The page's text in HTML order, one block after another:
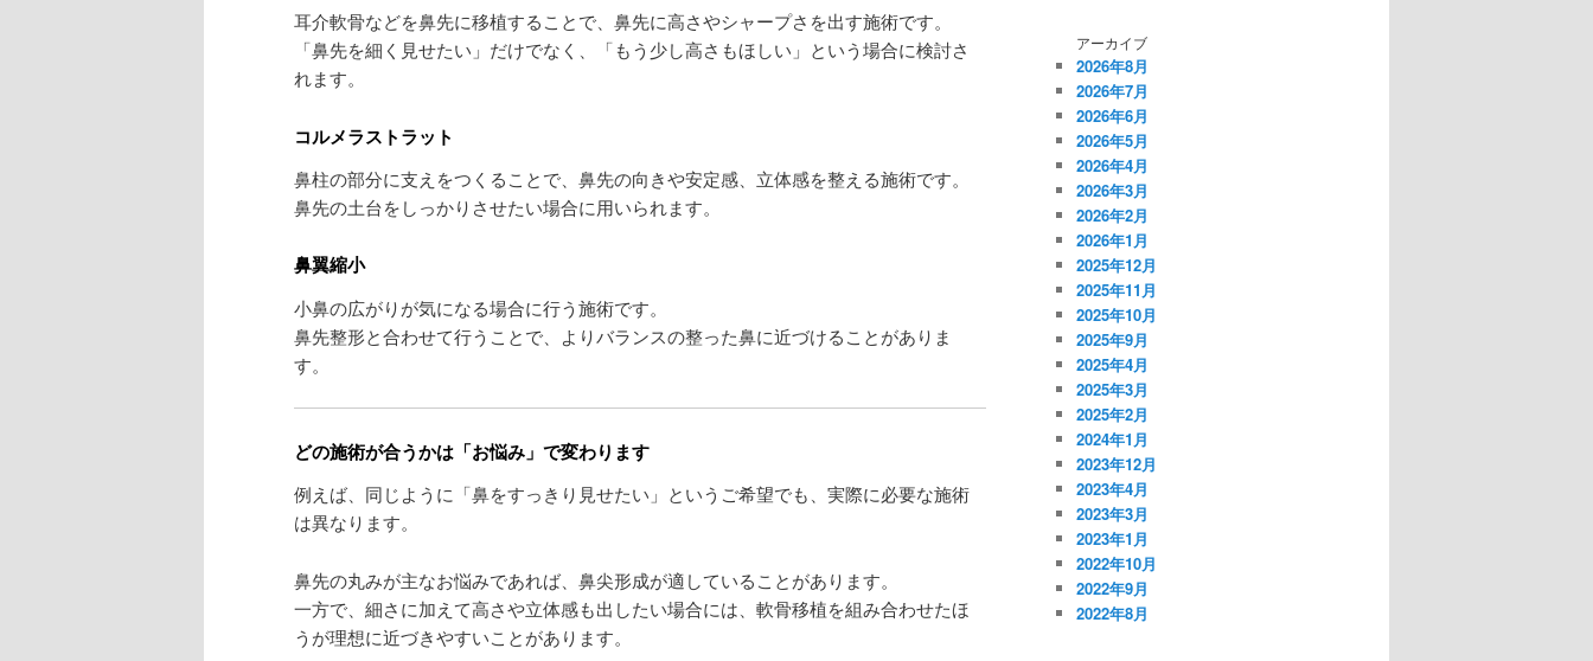
耳介軟骨などを鼻先に移植することで、鼻先に高さやシャープさを出す施術です。
「鼻先を細く見せたい」だけでなく、「もう少し高さもほしい」という場合に検討さ
れます。
コルメラストラット
鼻柱の部分に支えをつくることで、鼻先の向きや安定感、立体感を整える施術です。
鼻先の土台をしっかりさせたい場合に用いられます。
鼻翼縮小
小鼻の広がりが気になる場合に行う施術です。
鼻先整形と合わせて行うことで、よりバランスの整った鼻に近づけることがありま
す。
どの施術が合うかは「お悩み」で変わります
例えば、同じように「鼻をすっきり見せたい」というご希望でも、実際に必要な施術
は異なります。
鼻先の丸みが主なお悩みであれば、鼻尖形成が適していることがあります。
一方で、細さに加えて高さや立体感も出したい場合には、軟骨移植を組み合わせたほ
うが理想に近づきやすいことがあります。
アーカイブ
2026年8月
2026年7月
2026年6月
2026年5月
2026年4月
2026年3月
2026年2月
2026年1月
2025年12月
2025年11月
2025年10月
2025年9月
2025年4月
2025年3月
2025年2月
2024年1月
2023年12月
2023年4月
2023年3月
2023年1月
2022年10月
2022年9月
2022年8月